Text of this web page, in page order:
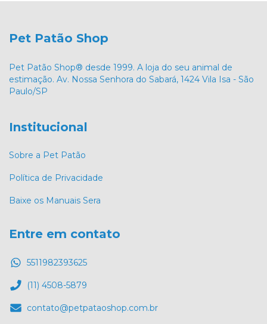
Pet Patão Shop
Pet Patão Shop® desde 1999. A loja do seu animal de
estimação. Av. Nossa Senhora do Sabará, 1424 Vila Isa - São
Paulo/SP
Institucional
Sobre a Pet Patão
Política de Privacidade
Baixe os Manuais Sera
Entre em contato
5511982393625
(11) 4508-5879
contato@petpataoshop.com.br